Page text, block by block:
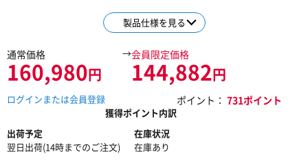
製品仕様を見る
通常価格
160,980円
→会員限定価格
144,882円
ログインまたは会員登録
獲得ポイント内訳
ポイント： 731ポイント
出荷予定
翌日出荷(14時までのご注文)
在庫状況
在庫あり